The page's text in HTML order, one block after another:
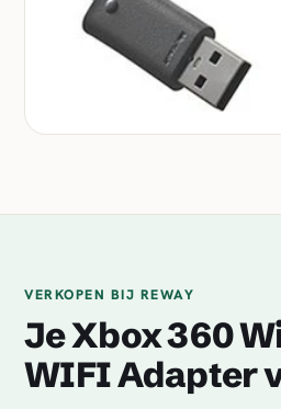
VERKOPEN BIJ REWAY
Je Xbox 360
WIFI Adapter